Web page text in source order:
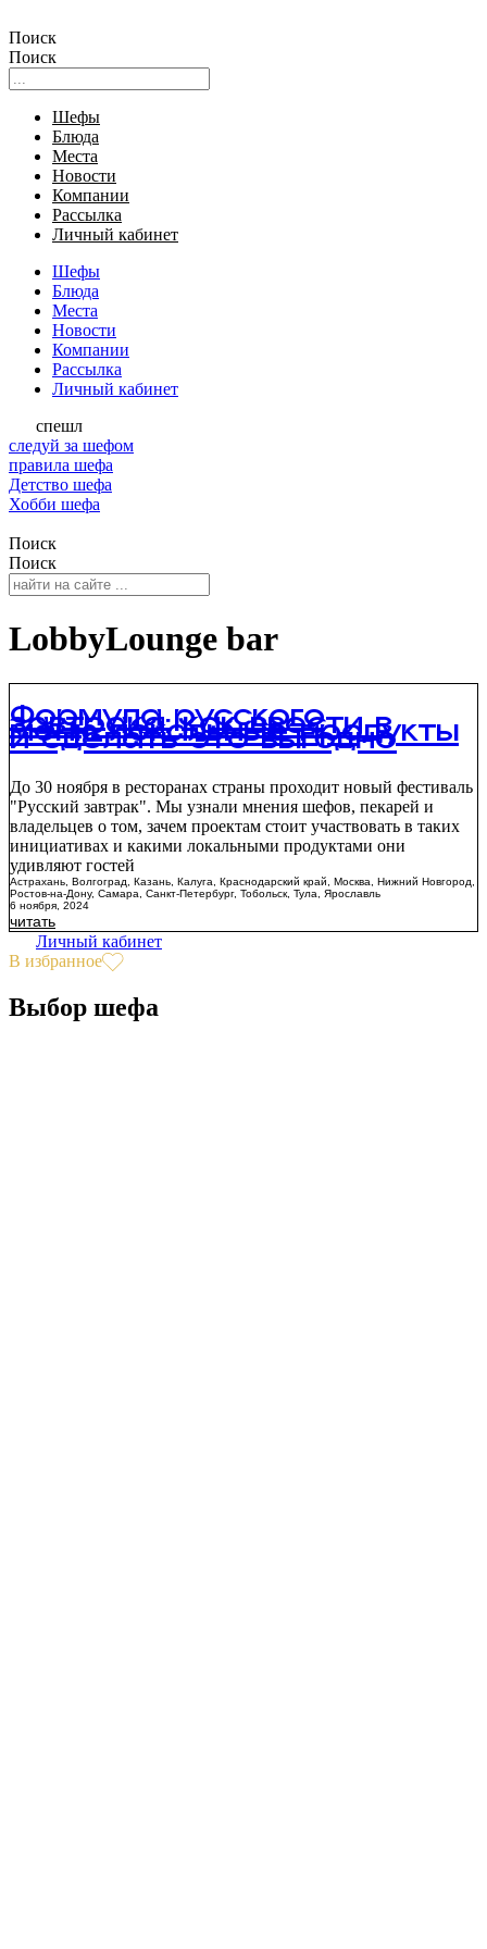
Поиск
Поиск
Шефы
Блюда
Места
Новости
Компании
Рассылка
Личный кабинет
Шефы
Блюда
Места
Новости
Компании
Рассылка
Личный кабинет
спешл
следуй за шефом
правила шефа
Детство шефа
Хобби шефа
Поиск
Поиск
LobbyLounge bar
Формула русского
завтрака: как ввести в
меню локальные продукты
и сделать это выгодно
До 30 ноября в ресторанах страны проходит новый фестиваль
"Русский завтрак". Мы узнали мнения шефов, пекарей и
владельцев о том, зачем проектам стоит участвовать в таких
инициативах и какими локальными продуктами они
удивляют гостей
Астрахань Волгоград Казань Калуга Краснодарский край Москва Нижний Новгород
Ростов-на-Дону, Самара Санкт-Петербург, Тобольск Тула
Ярославль
6 ноября, 2024
читать
Личный кабинет
В избранное
Выбор шефа